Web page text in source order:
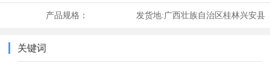
产品规格： 发货地:广西壮族自治区桂林兴安县
关键词